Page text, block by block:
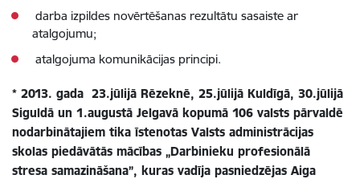
darba izpildes novērtēšanas rezultātu sasaiste ar
atalgojumu;
atalgojuma komunikācijas principi.
* 2013. gada 23.jūlijā Rēzeknē, 25.jūlijā Kuldīgā, 30.jūlijā
Siguldā un 1.augustā Jelgavā kopumā 106 valsts pārvaldē
nodarbinātajiem tika īstenotas Valsts administrācijas
skolas piedāvātās mācības „Darbinieku profesionālā
stresa samazināšana”, kuras vadīja pasniedzējas Aiga